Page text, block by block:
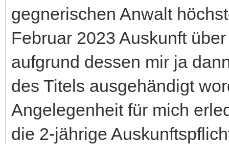
gegnerischen Anwalt
Februar 2023 Auskunft
aufgrund dessen mir ja
des Titels ausgehändigt
Angelegenheit für mich
die 2-jährige